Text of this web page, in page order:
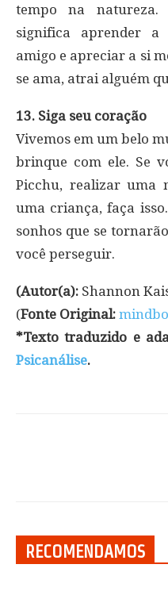
tempo na
significa aprender
amigo e apreciar a si
se ama, atrai alguém
13. Siga seu coração
Vivemos em um belo
brinque com ele. Se
Picchu, realizar uma
uma criança, faça
sonhos que se
você perseguir.
(Autor(a): Shannon
(Fonte Original:
*Texto traduzido e
Psicanálise.
RECOMENDAMOS